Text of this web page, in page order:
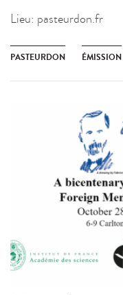
Lieu: pasteurdon.fr
PASTEURDON ÉMISSION